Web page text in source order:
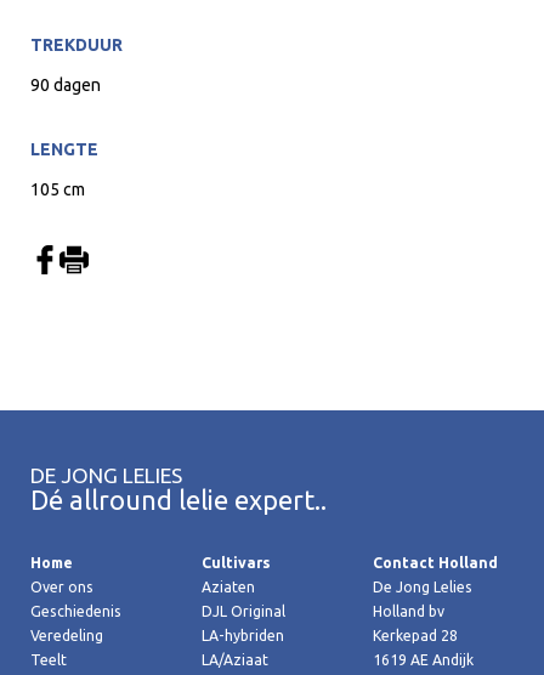
TREKDUUR
90 dagen
LENGTE
105 cm
DE JONG LELIES
Dé allround lelie expert..
Home
Over ons
Geschiedenis
Veredeling
Teelt
Cultivars
Aziaten
DJL Original
LA-hybriden
LA/Aziaat
Contact Holland
De Jong Lelies
Holland bv
Kerkepad 28
1619 AE Andijk